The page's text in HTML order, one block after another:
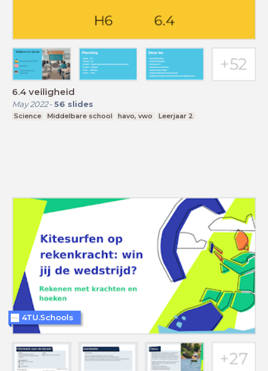
6.4 veiligheid
May 2022- 56 slides
Science Middelbare school havo, vwo Leerjaar 2
4TU.Schools